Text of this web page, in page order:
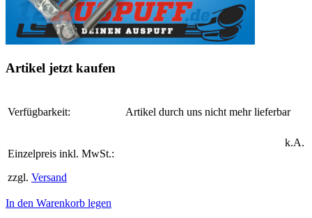
Artikel jetzt kaufen
Verfügbarkeit: Artikel durch uns nicht mehr lieferbar
Einzelpreis inkl. MwSt.:
zzgl. Versand
k.A.
In den Warenkorb legen